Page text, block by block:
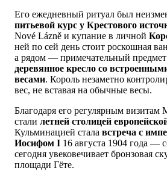
Его ежедневный ритуал был
питьевой курс у Крестового
Nové Lázně и купание в личной
ней по сей день стоит роскошная
а рядом — примечательный
деревянное кресло со
весами. Король незаметно
вес, не вставая на обычные весы.
Благодаря его регулярным визитам
стали летней столицей
Кульминацией стала встреча с
Иосифом I 16 августа 1904 года —
сегодня увековечивает бронзовая
площади Гёте.